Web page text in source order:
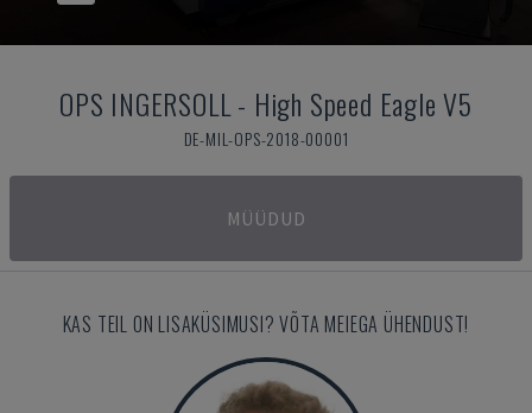
OPS INGERSOLL- High Speed Eagle V5
DE-MIL-OPS-2018-00001
MÜÜDUD
KAS TEIL ON LISAKÜSIMUSI? VÕTA MEIEGA ÜHENDUST!